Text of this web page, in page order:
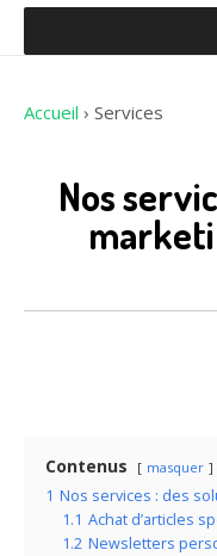
Accueil › Services
Nos
Contenus masquer
1 Nos services : des
1.1 Achat d’articles
1.2 Newsletters